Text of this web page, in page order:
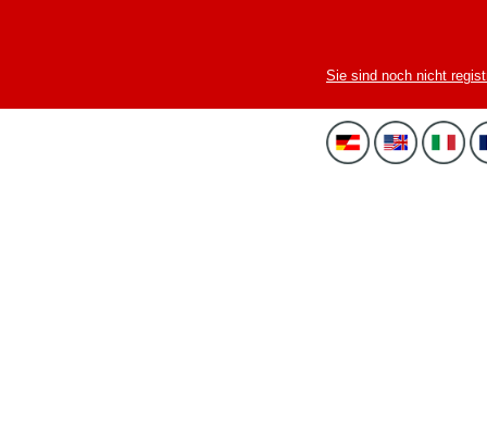
Sie sind noch nicht